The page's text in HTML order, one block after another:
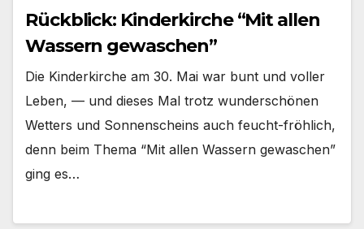
Rückblick: Kinderkirche “Mit allen
Wassern gewaschen”
Die Kin­der­kir­che am 30. Mai war bunt und vol­ler
Leben, — und die­ses Mal trotz wun­der­schö­nen
Wet­ters und Son­nen­scheins auch feucht-fröhlich,
denn beim The­ma “Mit allen Was­sern gewa­schen”
ging es…